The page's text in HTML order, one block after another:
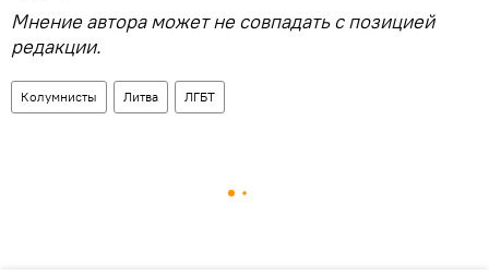
Мнение автора может не совпадать с позицией
редакции.
Колумнисты Литва ЛГБТ